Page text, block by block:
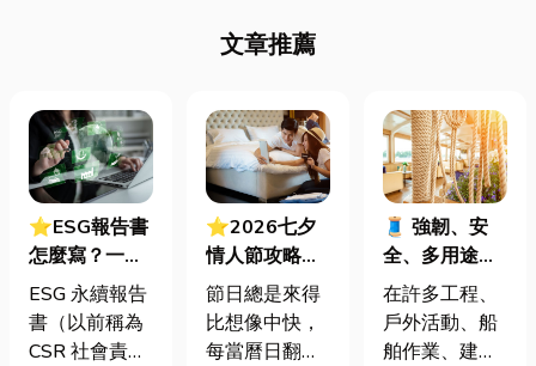
文章推薦
⭐ESG報告書
怎麼寫？一定
要上市櫃才寫
嗎？3步驟擺
脫綠色轉型焦
ESG 永續報告
書（以前稱為
CSR 社會責任
⭐2026七夕
情人節攻略！
七夕送什麼不
踩雷？限定甜
點哪裡買？台
節日總是來得
比想像中快，
每當曆日翻到
🧵 強韌、安
全、多用途！
從繩索到安全
網的全方位防
護應用指南
在許多工程、
戶外活動、船
舶作業、建築